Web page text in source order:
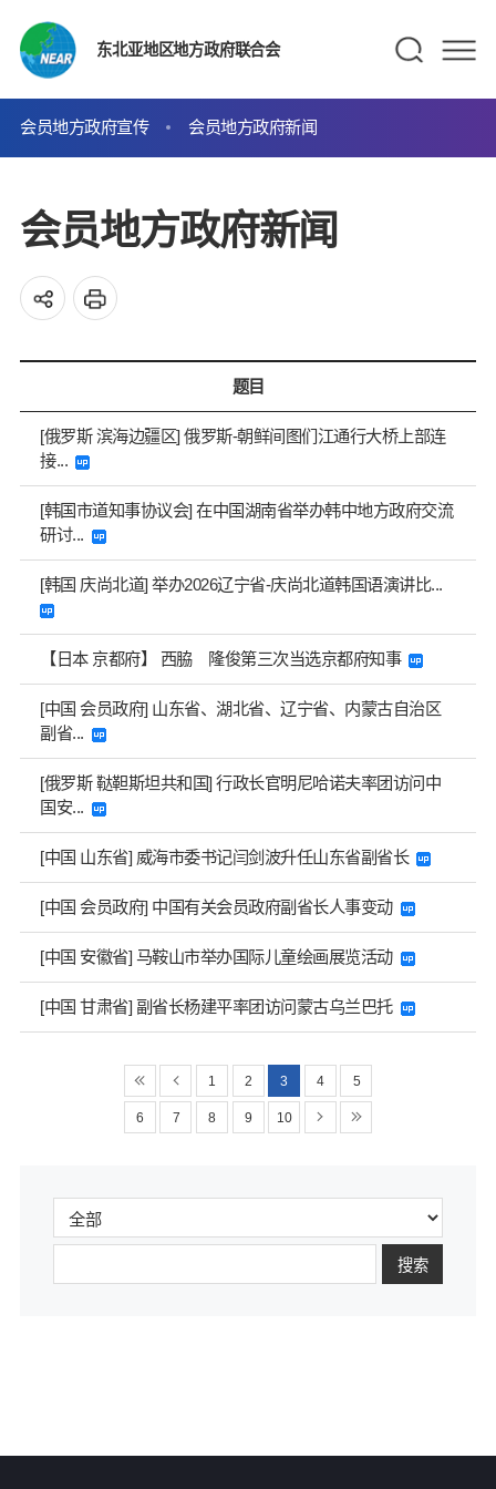
东北亚地区地方政府联合会
会员地方政府宣传 会员地方政府新闻
会员地方政府新闻
题目
[俄罗斯 滨海边疆区] 俄罗斯-朝鲜间图们江通行大桥上部连
接...
[韩国市道知事协议会] 在中国湖南省举办韩中地方政府交流
研讨...
[韩国 庆尚北道] 举办2026辽宁省-庆尚北道韩国语演讲比...
【日本 京都府】 西脇 隆俊第三次当选京都府知事
[中国 会员政府] 山东省、湖北省、辽宁省、内蒙古自治区
副省...
[俄罗斯 鞑靼斯坦共和国] 行政长官明尼哈诺夫率团访问中
国安...
[中国 山东省] 威海市委书记闫剑波升任山东省副省长
[中国 会员政府] 中国有关会员政府副省长人事变动
[中国 安徽省] 马鞍山市举办国际儿童绘画展览活动
[中国 甘肃省] 副省长杨建平率团访问蒙古乌兰巴托
1 2 3 4 5
6 7 8 9 10
搜索